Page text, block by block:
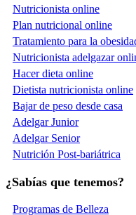
Nutricionista online
Plan nutricional online
Tratamiento para la
Nutricionista adelgazar
Hacer dieta online
Dietista nutricionista online
Bajar de peso desde casa
Adelgar Junior
Adelgar Senior
Nutrición Post-bariátrica
¿Sabías que tenemos?
Programas de Belleza